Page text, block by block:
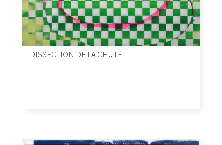
DISSECTION DE LA CHUTE